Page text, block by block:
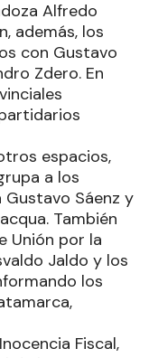
Alfredo
además, los
con Gustavo
Zdero. En
espacios,
a los
Sáenz y
También
Unión por la
Jaldo y los
los
Fiscal,